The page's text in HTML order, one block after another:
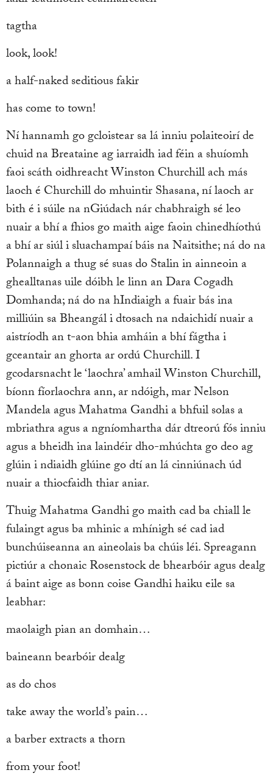
tagtha
look, look!
a half-naked seditious fakir
has come to town!
Ní hannamh go gcloistear sa lá inniu polaiteoirí de
chuid na Breataine ag iarraidh iad féin a shuíomh
faoi scáth oidhreacht Winston Churchill ach más
laoch é Churchill do mhuintir Shasana, ní laoch ar
bith é i súile na nGiúdach nár chabhraigh sé leo
nuair a bhí a fhios go maith aige faoin chinedhíothú
a bhí ar siúl i sluachampaí báis na Naitsithe; ná do na
Polannaigh a thug sé suas do Stalin in ainneoin a
ghealltanas uile dóibh le linn an Dara Cogadh
Domhanda; ná do na hIndiaigh a fuair bás ina
milliúin sa Bheangál i dtosach na ndaichidí nuair a
aistríodh an t-aon bhia amháin a bhí fágtha i
gceantair an ghorta ar ordú Churchill. I
gcodarsnacht le ‘laochra’ amhail Winston Churchill,
bíonn fíorlaochra ann, ar ndóigh, mar Nelson
Mandela agus Mahatma Gandhi a bhfuil solas a
mbriathra agus a ngníomhartha dár dtreorú fós inniu
agus a bheidh ina laindéir dho-mhúchta go deo ag
glúin i ndiaidh glúine go dtí an lá cinniúnach úd
nuair a thiocfaidh thiar aniar.
Thuig Mahatma Gandhi go maith cad ba chiall le
fulaingt agus ba mhinic a mhínigh sé cad iad
bunchúiseanna an aineolais ba chúis léi. Spreagann
pictiúr a chonaic Rosenstock de bhearbóir agus dealg
á baint aige as bonn coise Gandhi haiku eile sa
leabhar:
maolaigh pian an domhain…
baineann bearbóir dealg
as do chos
take away the world’s pain…
a barber extracts a thorn
from your foot!